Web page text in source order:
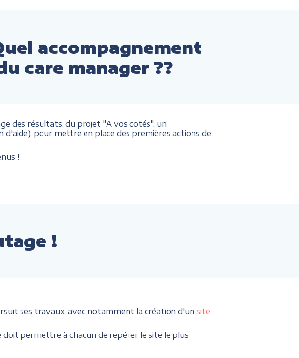
accompagnement
care manager ??
des résultats, du projet "A vos cotés", un
pour mettre en place des premières actions de
!
!
ses travaux, avec notamment la création d'un site
doit permettre à chacun de repérer le site le plus